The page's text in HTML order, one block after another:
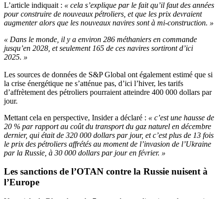
L’article indiquait : « cela s’explique par le fait qu’il faut des années
pour construire de nouveaux pétroliers, et que les prix devraient
augmenter alors que les nouveaux navires sont à mi-construction. »
« Dans le monde, il y a environ 286 méthaniers en commande
jusqu’en 2028, et seulement 165 de ces navires sortiront d’ici
2025. »
Les sources de données de S&P Global ont également estimé que si
la crise énergétique ne s’atténue pas, d’ici l’hiver, les tarifs
d’affrètement des pétroliers pourraient atteindre 400 000 dollars par
jour.
Mettant cela en perspective, Insider a déclaré : « c’est une hausse de
20 % par rapport au coût du transport du gaz naturel en décembre
dernier, qui était de 320 000 dollars par jour, et c’est plus de 13 fois
le prix des pétroliers affrétés au moment de l’invasion de l’Ukraine
par la Russie, à 30 000 dollars par jour en février. »
Les sanctions de l’OTAN contre la Russie nuisent à
l’Europe